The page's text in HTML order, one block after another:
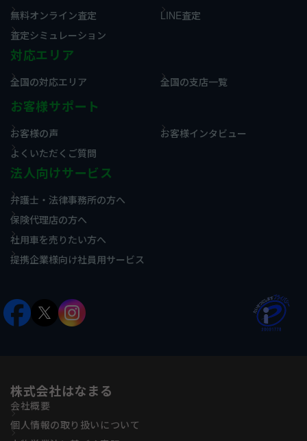
無料オンライン査定
LINE査定
査定シミュレーション
対応エリア
全国の対応エリア 全国の支店一覧
お客様サポート
お客様の声
お客様インタビュー
よくいただくご質問
法人向けサービス
弁護士・法律事務所の方へ
保険代理店の方へ
社用車を売りたい方へ
提携企業様向け社員用サービス
株式会社はなまる
会社概要
個人情報の取り扱いについて